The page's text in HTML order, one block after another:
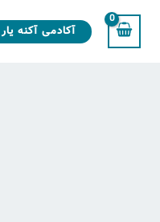
آکادمی آکنه